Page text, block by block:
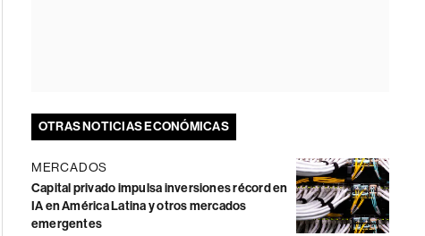
OTRAS NOTICIAS ECONÓMICAS
MERCADOS
Capital privado impulsa inversiones récord en
IA en América Latina y otros mercados
emergentes